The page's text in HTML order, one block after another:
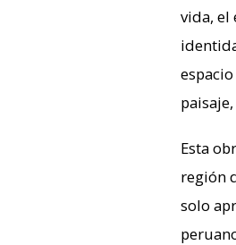
vida, el
Esta
región
solo